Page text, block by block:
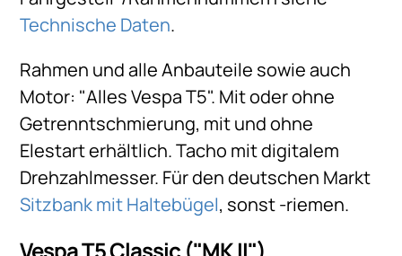
Technische Daten.
Rahmen und alle Anbauteile sowie auch
Motor: "Alles Vespa T5". Mit oder ohne
Getrenntschmierung, mit und ohne
Elestart erhältlich. Tacho mit digitalem
Drehzahlmesser. Für den deutschen Markt
Sitzbank mit Haltebügel, sonst -riemen.
Vespa T5 Classic ("MK II")